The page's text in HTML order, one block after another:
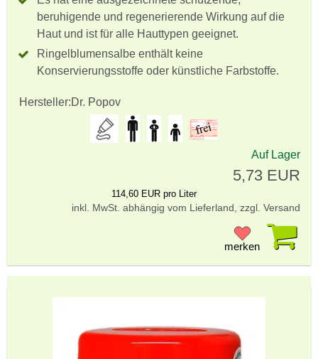
beruhigende und regenerierende Wirkung auf die
Haut und ist für alle Hauttypen geeignet.
Ringelblumensalbe enthält keine
Konservierungsstoffe oder künstliche Farbstoffe.
Hersteller:Dr. Popov
Auf Lager
5,73 EUR
114,60 EUR pro Liter
inkl. MwSt. abhängig vom Lieferland, zzgl. Versand
merken